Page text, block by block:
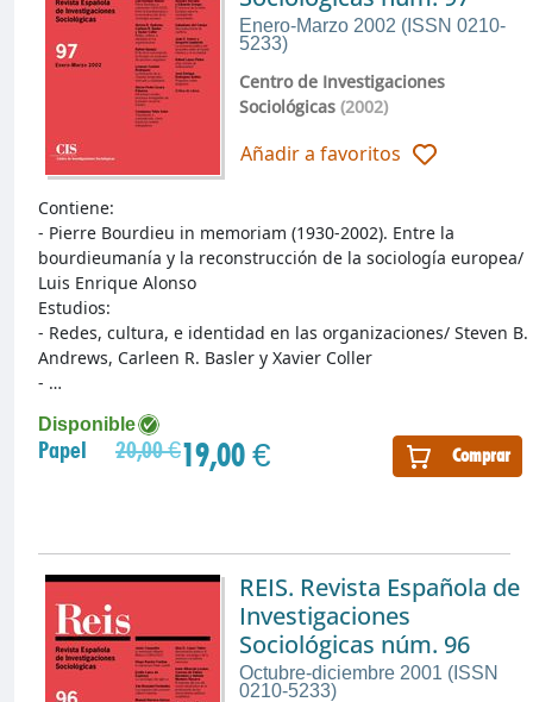
Enero-Marzo 2002 (ISSN 0210-
5233)
Centro de Investigaciones
Sociológicas(2002)
Añadir a favoritos
Disponible
Papel 20,00 €19,00 € Comprar
Contiene:
- Pierre Bourdieu in memoriam (1930-2002). Entre la
bourdieumanía y la reconstrucción de la sociología europea/
Luis Enrique Alonso
Estudios:
- Redes, cultura, e identidad en las organizaciones/ Steven B.
Andrews, Carleen R. Basler y Xavier Coller
- …
REIS. Revista Española de
Investigaciones
Sociológicas núm. 96
Octubre-diciembre 2001 (ISSN
0210-5233)